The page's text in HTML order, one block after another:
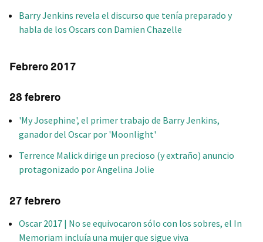
Barry Jenkins revela el discurso que tenía preparado y
habla de los Oscars con Damien Chazelle
Febrero 2017
28 febrero
'My Josephine', el primer trabajo de Barry Jenkins,
ganador del Oscar por 'Moonlight'
Terrence Malick dirige un precioso (y extraño) anuncio
protagonizado por Angelina Jolie
27 febrero
Oscar 2017 | No se equivocaron sólo con los sobres, el In
Memoriam incluía una mujer que sigue viva